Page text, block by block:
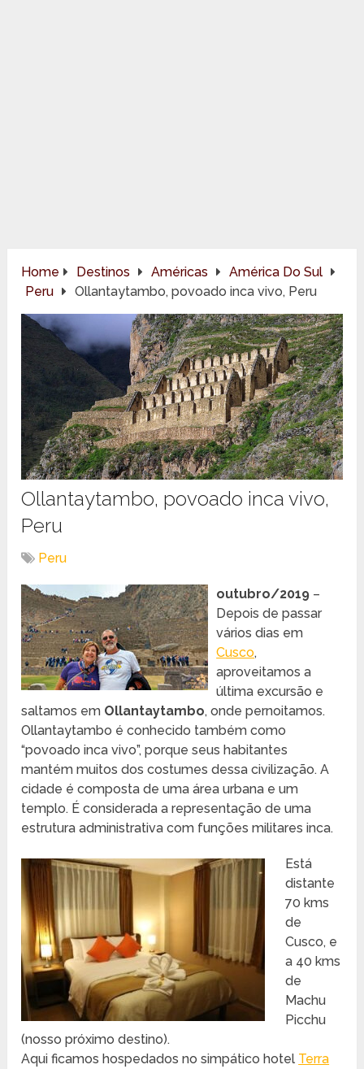
Home Destinos Américas
América Do Sul
Peru
Ollantaytambo, povoado inca vivo, Peru
Ollantaytambo, povoado inca vivo,
Peru
Peru
outubro/2019 –
Depois de passar
vários dias em
Cusco,
aproveitamos a
última excursão e
saltamos em Ollantaytambo, onde pernoitamos.
Ollantaytambo é conhecido também como
“povoado inca vivo”, porque seus habitantes
mantém muitos dos costumes dessa civilização. A
cidade é composta de uma área urbana e um
templo. É considerada a representação de uma
estrutura administrativa com funções militares inca.
Está
distante
70 kms
de
Cusco, e
a 40 kms
de
Machu
Picchu
(nosso próximo destino).
Aqui ficamos hospedados no simpático hotel Terra